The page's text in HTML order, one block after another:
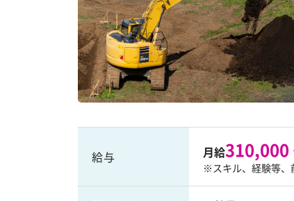
給与 月給310,000
※スキル、経験等、